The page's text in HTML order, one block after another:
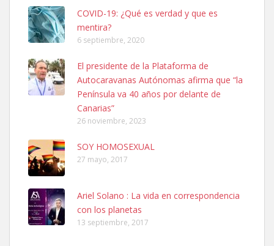
SHIBA PERDIDO AVDA JOSE MESA Y LOPEZ
PERRO MACHO RAZA SHIBA CON MICROCHIP PERDIDO HOY
06/07/2025 ZONA MESA Y LOPEZ. ES MUY ASUSTADIZO
Leales.org » Gran Canaria
6.7.2025
Ninfa perdida
El día 5 se los perdió una ninfa papillera, asustada tiene miedo a la
calle, se perdió por la zon...
COVID-19: ¿Qué es verdad y que es
mentira?
6 septiembre, 2020
El presidente de la Plataforma de
Autocaravanas Autónomas afirma que “la
Península va 40 años por delante de
Canarias”
26 noviembre, 2023
SOY HOMOSEXUAL
27 mayo, 2017
Ariel Solano : La vida en correspondencia
con los planetas
13 septiembre, 2017